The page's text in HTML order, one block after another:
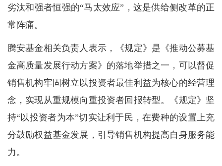
劣汰和强者恒强的“马太效应”，这是供给侧改革的正
常阵痛。
腾安基金相关负责人表示，《规定》是《推动公募基
金高质量发展行动方案》的落地举措之一，可以督促
销售机构牢固树立以投资者最佳利益为核心的经营理
念，实现从重规模向重投资者回报转型。《规定》坚
持“以投资者为本”切实让利于民，在费种的设置上充
分鼓励权益基金发展，引导销售机构提高自身服务能
力。